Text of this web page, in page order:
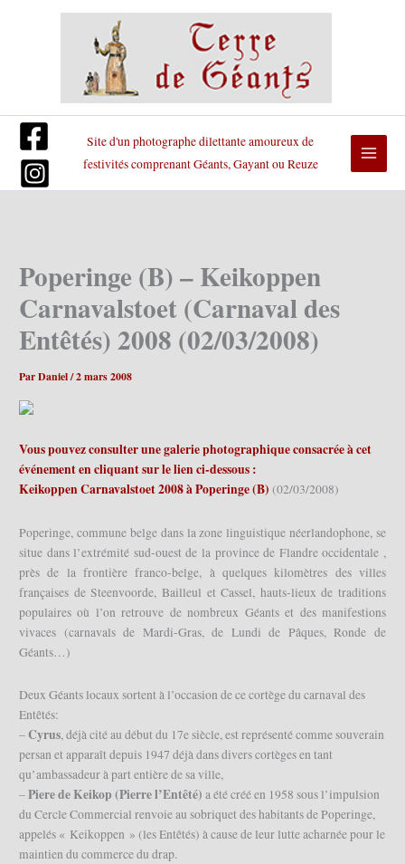
Site d'un photographe dilettante amoureux de
festivités comprenant Géants, Gayant ou Reuze
Poperinge (B) – Keikoppen
Carnavalstoet (Carnaval des
Entêtés) 2008 (02/03/2008)
ParDaniel/2 mars 2008
Vous pouvez consulter une galerie photographique consacrée à cet
événement en cliquant sur le lien ci-dessous :
Keikoppen Carnavalstoet 2008 à Poperinge (B) (02/03/2008)
Poperinge, commune belge dans la zone linguistique néerlandophone, se
situe dans l’extrémité sud-ouest de la province de Flandre occidentale ,
près de la frontière franco-belge, à quelques kilomètres des villes
françaises de Steenvoorde, Bailleul et Cassel, hauts-lieux de traditions
populaires où l’on retrouve de nombreux Géants et des manifestions
vivaces (carnavals de Mardi-Gras, de Lundi de Pâques, Ronde de
Géants…)
Deux Géants locaux sortent à l’occasion de ce cortège du carnaval des
Entêtés:
–Cyrus, déjà cité au début du 17e siècle, est représenté comme souverain
persan et apparaît depuis 1947 déjà dans divers cortèges en tant
qu’ambassadeur à part entière de sa ville,
–Piere de Keikop (Pierre l’Entêté) a été créé en 1958 sous l’impulsion
du Cercle Commercial renvoie au sobriquet des habitants de Poperinge,
appelés « Keikoppen » (les Entêtés) à cause de leur lutte acharnée pour le
maintien du commerce du drap.